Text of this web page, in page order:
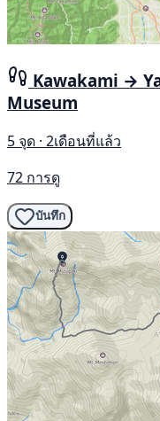
Kawakami →
Museum
5 จุด · 2เดือนที่แล้ว
72 การดู
บันทึก